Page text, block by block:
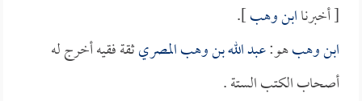
[ أخبرناابن وهب].
ابن وهبهو:عبد الله بن وهب المصريثقة فقيه أخرج له
أصحاب الكتب الستة .